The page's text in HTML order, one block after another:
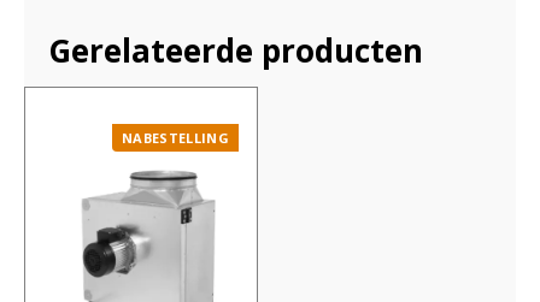
Gerelateerde producten
NABESTELLING